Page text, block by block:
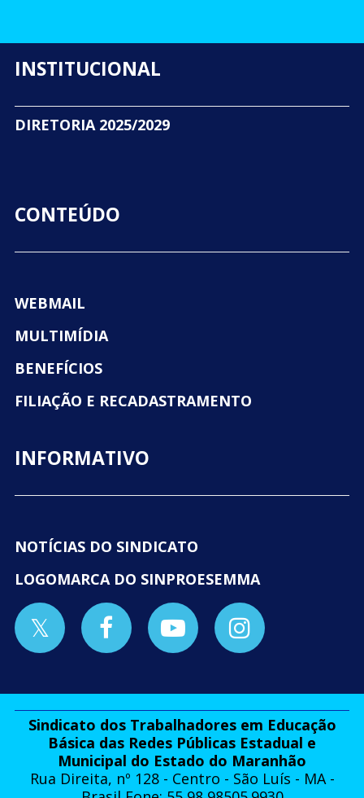
INSTITUCIONAL
DIRETORIA 2025/2029
CONTEÚDO
WEBMAIL
MULTIMÍDIA
BENEFÍCIOS
FILIAÇÃO E RECADASTRAMENTO
INFORMATIVO
NOTÍCIAS DO SINDICATO
LOGOMARCA DO SINPROESEMMA
Sindicato dos Trabalhadores em Educação
Básica das Redes Públicas Estadual e
Municipal do Estado do Maranhão
Rua Direita, nº 128 - Centro - São Luís - MA -